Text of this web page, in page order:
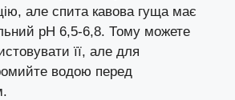
але спита кавова гуща має
pH 6,5-6,8. Тому можете
її, але для
водою перед